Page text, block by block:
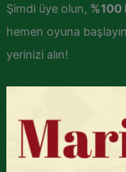
Şimdi üye olun, %100
hemen oyuna
yerinizi alın!